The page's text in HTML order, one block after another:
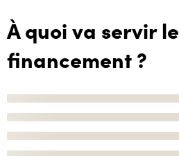
À quoi va servir le
financement ?